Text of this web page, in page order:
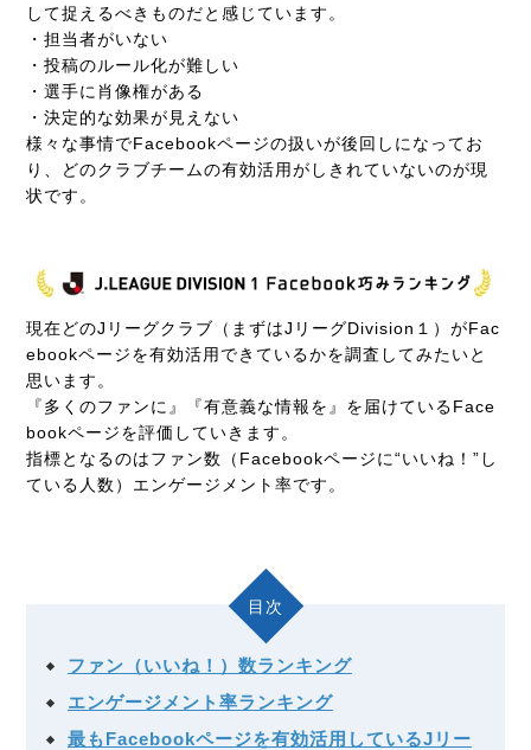
して捉えるべきものだと感じています。
・担当者がいない
・投稿のルール化が難しい
・選手に肖像権がある
・決定的な効果が見えない
様々な事情でFacebookページの扱いが後回しになってお
り、どのクラブチームの有効活用がしきれていないのが現
状です。
現在どのJリーグクラブ（まずはJリーグDivision１）がFac
ebookページを有効活用できているかを調査してみたいと
思います。
『多くのファンに』『有意義な情報を』を届けているFace
bookページを評価していきます。
指標となるのはファン数（Facebookページに“いいね！”し
ている人数）エンゲージメント率です。
目次
ファン（いいね！）数ランキング
エンゲージメント率ランキング
最もFacebookページを有効活用しているJリー